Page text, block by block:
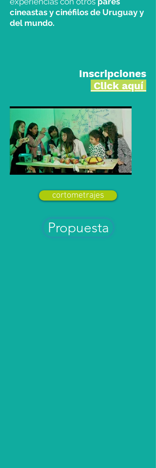
cineastas y cinéfilos de Uruguay y
del mundo.
Inscripciones
Click aquí
cortometrajes
Propuesta